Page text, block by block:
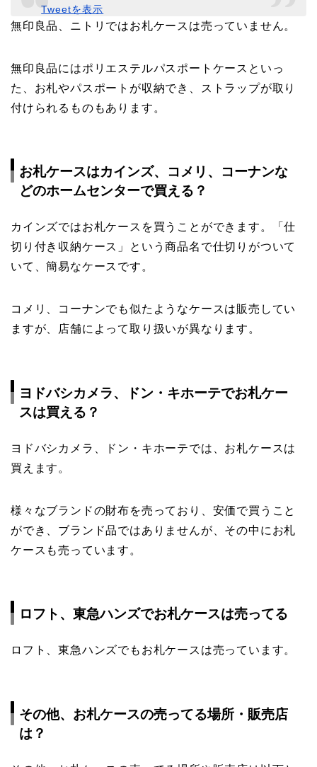
Tweetを表示
無印良品、ニトリではお札ケースは売っていません。
無印良品にはポリエステルパスポートケースといっ
た、お札やパスポートが収納でき、ストラップが取り
付けられるものもあります。
お札ケースはカインズ、コメリ、コーナンな
どのホームセンターで買える？
カインズではお札ケースを買うことができます。「仕
切り付き収納ケース」という商品名で仕切りがついて
いて、簡易なケースです。
コメリ、コーナンでも似たようなケースは販売してい
ますが、店舗によって取り扱いが異なります。
ヨドバシカメラ、ドン・キホーテでお札ケー
スは買える？
ヨドバシカメラ、ドン・キホーテでは、お札ケースは
買えます。
様々なブランドの財布を売っており、安価で買うこと
ができ、ブランド品ではありませんが、その中にお札
ケースも売っています。
ロフト、東急ハンズでお札ケースは売ってる
ロフト、東急ハンズでもお札ケースは売っています。
その他、お札ケースの売ってる場所・販売店
は？